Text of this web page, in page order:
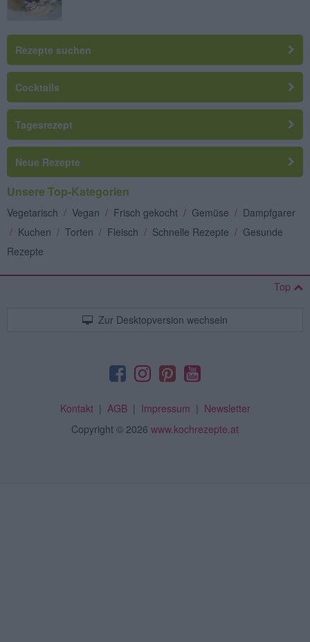
Rezepte suchen
Cocktails
Tagesrezept
Neue Rezepte
Unsere Top-Kategorien
Vegetarisch / Vegan / Frisch gekocht / Gemüse / Dampfgarer
/ Kuchen / Torten / Fleisch / Schnelle Rezepte / Gesunde
Rezepte
Top
Zur Desktopversion wechseln
Kontakt| AGB| Impressum | Newsletter
Copyright © 2026 www.kochrezepte.at